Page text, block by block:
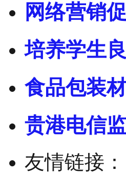
网络营销
培养学生
食品包装
贵港电信
友情链接：